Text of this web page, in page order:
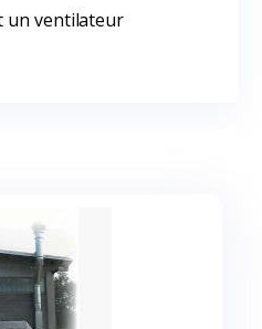
un ventilateur